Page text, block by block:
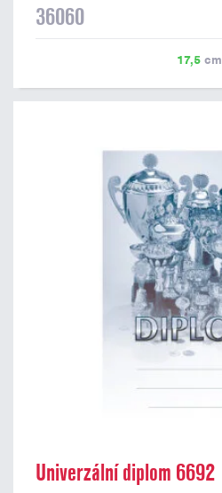
36060
17,5cm
Univerzální diplom 6692